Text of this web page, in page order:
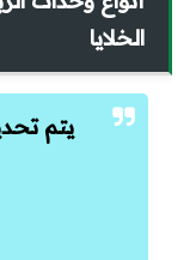
الخلايا
يتم